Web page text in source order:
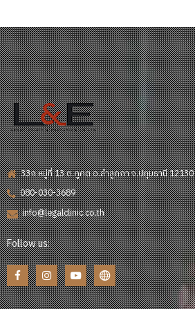
33ก หมู่ที่ 13 ต.คูคต อ.ลำลูกกา จ.ปทุมธานี 12130
080-030-3689
info@legalclinic.co.th
Follow us: